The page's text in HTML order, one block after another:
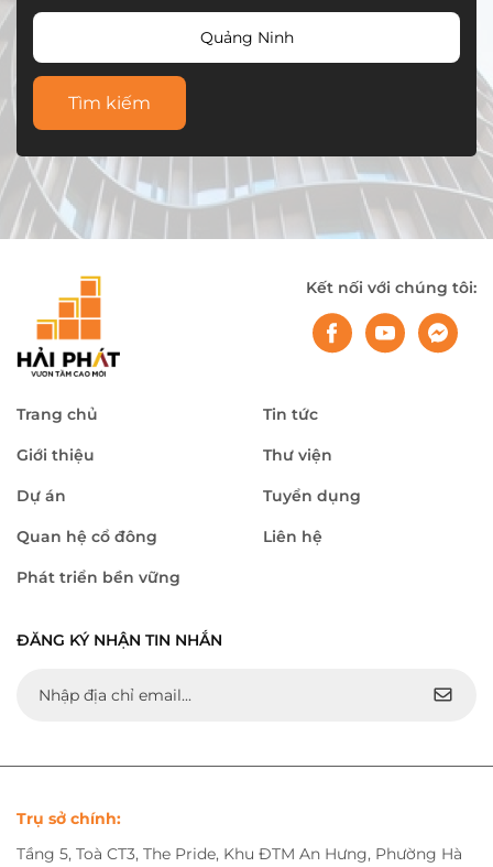
Quảng Ninh
Tìm kiếm
Kết nối với chúng tôi:
Trang chủ
Giới thiệu
Dự án
Quan hệ cổ đông
Phát triển bền vững
Tin tức
Thư viện
Tuyển dụng
Liên hệ
ĐĂNG KÝ NHẬN TIN NHẮN
Trụ sở chính:
Tầng 5, Toà CT3, The Pride, Khu ĐTM An Hưng, Phường Hà